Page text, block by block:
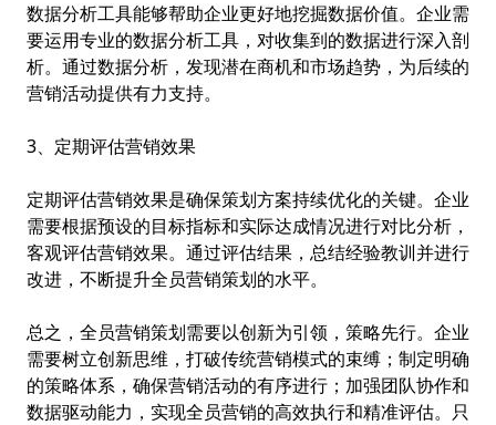
数据分析工具能够帮助企业更好地挖掘数据价值。企业需
要运用专业的数据分析工具，对收集到的数据进行深入剖
析。通过数据分析，发现潜在商机和市场趋势，为后续的
营销活动提供有力支持。
3、定期评估营销效果
定期评估营销效果是确保策划方案持续优化的关键。企业
需要根据预设的目标指标和实际达成情况进行对比分析，
客观评估营销效果。通过评估结果，总结经验教训并进行
改进，不断提升全员营销策划的水平。
总之，全员营销策划需要以创新为引领，策略先行。企业
需要树立创新思维，打破传统营销模式的束缚；制定明确
的策略体系，确保营销活动的有序进行；加强团队协作和
数据驱动能力，实现全员营销的高效执行和精准评估。只